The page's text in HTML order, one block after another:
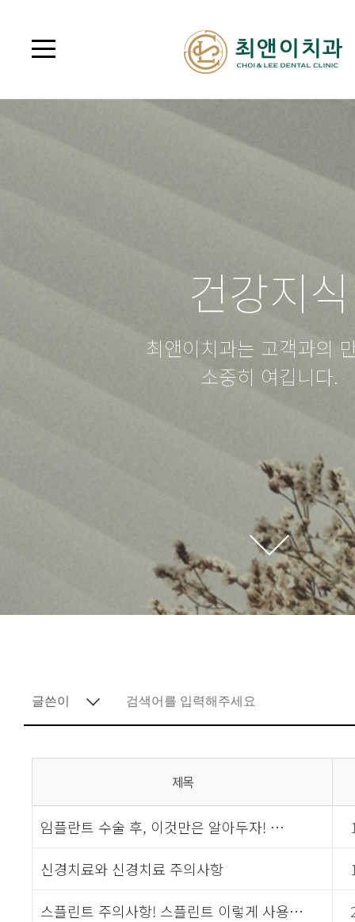
건강지식
최앤이치과는 고객과의
소중히 여깁니다.
제목
임플란트 수술 후, 이것만은 알아두자! …
신경치료와 신경치료 주의사항
스플린트 주의사항! 스플린트 이렇게 사용…